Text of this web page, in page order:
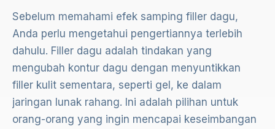
Sebelum memahami efek samping filler dagu,
Anda perlu mengetahui pengertiannya terlebih
dahulu. Filler dagu adalah tindakan yang
mengubah kontur dagu dengan menyuntikkan
filler kulit sementara, seperti gel, ke dalam
jaringan lunak rahang. Ini adalah pilihan untuk
orang-orang yang ingin mencapai keseimbangan